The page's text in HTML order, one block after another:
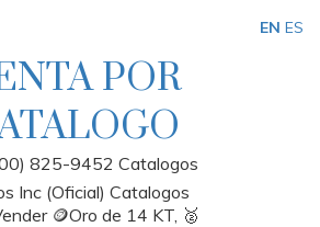
POR
825-9452 Catalogos
Inc (Oficial) Catalogos
🪙Oro de 14 KT, 🥈
EN ES